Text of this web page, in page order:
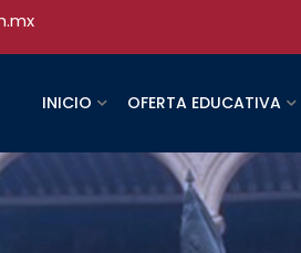
INICIO OFERTA EDUCATIVA